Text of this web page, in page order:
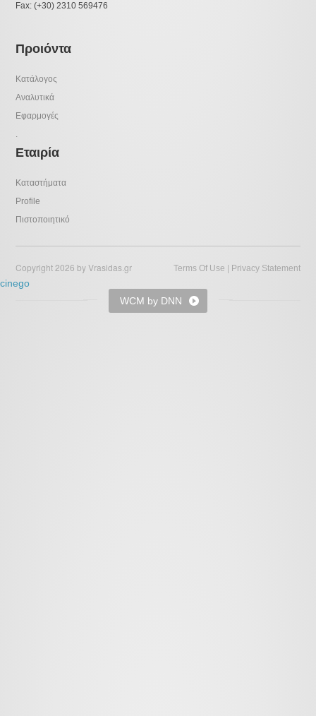
Fax: (+30) 2310 569476
Προιόντα
Κατάλογος
Αναλυτικά
Εφαρμογές
.
Εταιρία
Καταστήματα
Profile
Πιστοποιητικό
Terms Of Use | Privacy Statement
Copyright 2026 by Vrasidas.gr
WCM by DNN
cinego